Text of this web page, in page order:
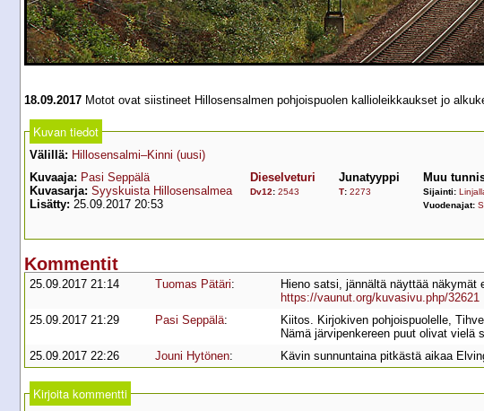
18.09.2017 Motot ovat siistineet Hillosensalmen pohjoispuolen kallioleikkaukset jo
Kuvan tiedot
Välillä: Hillosensalmi–Kinni (uusi)
Kuvaaja: Pasi Seppälä
Kuvasarja: Syyskuista Hillosensalmea
Lisätty: 25.09.2017 20:53
Dieselveturi
Dv12: 2543
Junatyyppi
T: 2273
Muu
Sijainti:
Vuodenajat:
Kommentit
25.09.2017 21:14 Tuomas Pätäri:
Hieno satsi, jännältä näyttää näkymät
https://vaunut.org/kuvasivu.php/32621
25.09.2017 21:29
Pasi Seppälä:
Kiitos. Kirjokiven pohjoispuolelle,
Nämä järvipenkereen puut olivat vielä
25.09.2017 22:26
Jouni Hytönen: Kävin sunnuntaina pitkästä aikaa
Kirjoita kommentti